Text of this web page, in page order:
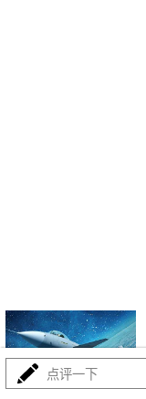
点评一下